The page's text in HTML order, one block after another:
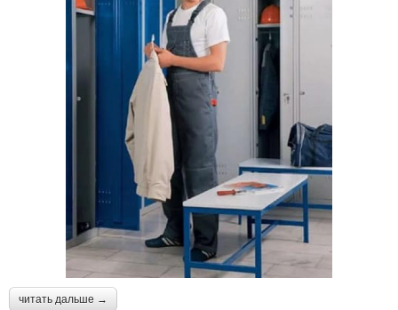
читать дальше →